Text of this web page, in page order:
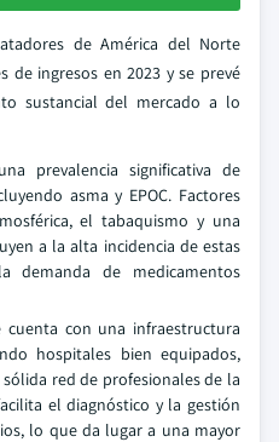
de América del Norte
de ingresos en 2023 y se prevé
sustancial del mercado a lo
prevalencia significativa de
asma y EPOC. Factores
el tabaquismo y una
a la alta incidencia de estas
demanda de medicamentos
cuenta con una infraestructura
hospitales bien equipados,
red de profesionales de la
el diagnóstico y la gestión
lo que da lugar a una mayor